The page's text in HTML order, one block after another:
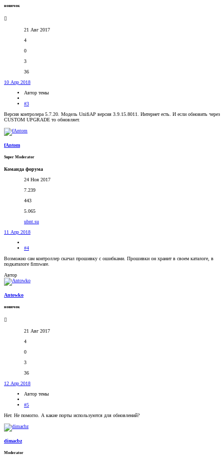
новичок
21 Авг 2017
4
0
3
36
10 Апр 2018
Автор темы
#3
Версия контролера 5.7.20. Модель UnifiAP версия 3.9.15.8011. Интернет есть. И если обновить через
CUSTOM UPGRADE то обновляет.
fAntom
Super Moderator
Команда форума
24 Ноя 2017
7.239
443
5.065
ubnt.su
11 Апр 2018
#4
Возможно сам контроллер скачал прошивку с ошибками. Прошивки он хранит в своем каталоге, в
подкаталоге firmware.
Автор
Antowko
новичок
21 Авг 2017
4
0
3
36
12 Апр 2018
Автор темы
#5
Нет. Не помогло. А какие порты используются для обновлений?
dimacbz
Moderator